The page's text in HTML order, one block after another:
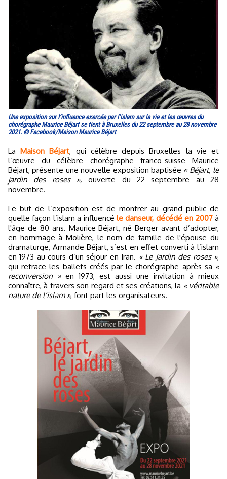
Une exposition sur l’influence exercée par l’islam sur la vie et les œuvres du
chorégraphe Maurice Béjart se tient à Bruxelles du 22 septembre au 28 novembre
2021. © Facebook/Maison Maurice Béjart
LaMaison Béjart, qui célèbre depuis Bruxelles la vie et
l’œuvre du célèbre chorégraphe franco-suisse Maurice
Béjart, présente une nouvelle exposition baptisée « Béjart, le
jardin des roses », ouverte du 22 septembre au 28
novembre.
Le but de l’exposition est de montrer au grand public de
quelle façon l’islam a influencé le danseur, décédé en 2007à
l'âge de 80 ans. Maurice Béjart, né Berger avant d’adopter,
en hommage à Molière, le nom de famille de l'épouse du
dramaturge, Armande Béjart, s’est en effet converti à l’islam
en 1973 au cours d’un séjour en Iran. « Le Jardin des roses »,
qui retrace les ballets créés par le chorégraphe après sa «
reconversion »en 1973, est aussi une invitation à mieux
connaître, à travers son regard et ses créations, la « véritable
nature de l’islam », font part les organisateurs.